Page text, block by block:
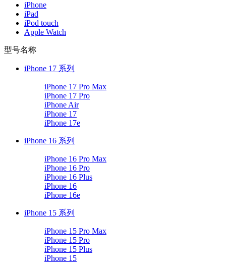
iPhone
iPad
iPod touch
Apple Watch
型号名称
iPhone 17 系列
iPhone 17 Pro Max
iPhone 17 Pro
iPhone Air
iPhone 17
iPhone 17e
iPhone 16 系列
iPhone 16 Pro Max
iPhone 16 Pro
iPhone 16 Plus
iPhone 16
iPhone 16e
iPhone 15 系列
iPhone 15 Pro Max
iPhone 15 Pro
iPhone 15 Plus
iPhone 15